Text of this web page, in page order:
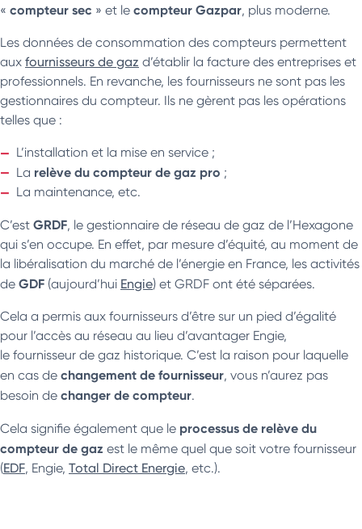
« compteur sec » et le compteur Gazpar, plus moderne.
Les données de consommation des compteurs permettent
aux fournisseurs de gaz d’établir la facture des entreprises et
professionnels. En revanche, les fournisseurs ne sont pas les
gestionnaires du compteur. Ils ne gèrent pas les opérations
telles que :
L’installation et la mise en service ;
La relève du compteur de gaz pro ;
La maintenance, etc.
C’est GRDF, le gestionnaire de réseau de gaz de l’Hexagone
qui s’en occupe. En effet, par mesure d’équité, au moment de
la libéralisation du marché de l’énergie en France, les activités
de GDF (aujourd’hui Engie) et GRDF ont été séparées.
Cela a permis aux fournisseurs d’être sur un pied d’égalité
pour l’accès au réseau au lieu d’avantager Engie,
le fournisseur de gaz historique. C’est la raison pour laquelle
en cas de changement de fournisseur, vous n’aurez pas
besoin de changer de compteur.
Cela signifie également que le processus de relève du
compteur de gaz est le même quel que soit votre fournisseur
(EDF, Engie, Total Direct Energie, etc.).